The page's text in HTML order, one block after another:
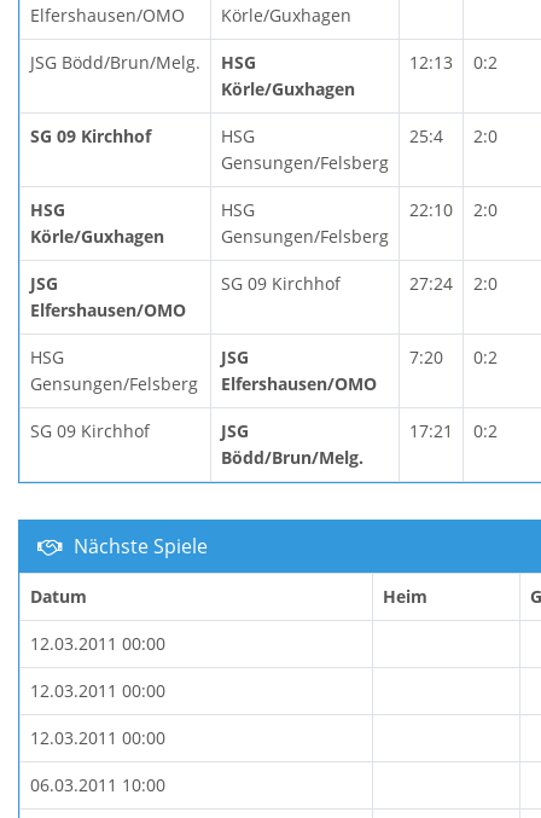
Elfershausen/OMO Körle/Guxhagen
JSG Bödd/Brun/Melg.
HSG
Körle/Guxhagen
12:13 0:2
SG 09 Kirchhof
HSG
Gensungen/Felsberg
25:4 2:0
HSG
Körle/Guxhagen
HSG
Gensungen/Felsberg
22:10 2:0
JSG
Elfershausen/OMO
SG 09 Kirchhof 27:24 2:0
HSG
Gensungen/Felsberg
JSG
Elfershausen/OMO
7:20 0:2
SG 09 Kirchhof
JSG
Bödd/Brun/Melg.
17:21 0:2
Nächste Spiele
Datum Heim
12.03.2011 00:00
12.03.2011 00:00
12.03.2011 00:00
06.03.2011 10:00